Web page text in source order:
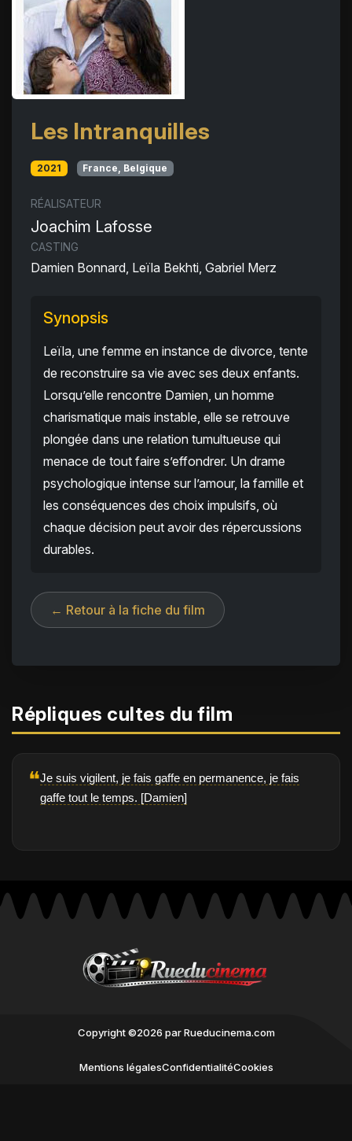
Les Intranquilles
2021 France, Belgique
RÉALISATEUR
Joachim Lafosse
CASTING
Damien Bonnard, Leïla Bekhti, Gabriel Merz
Synopsis
Leïla, une femme en instance de divorce, tente
de reconstruire sa vie avec ses deux enfants.
Lorsqu’elle rencontre Damien, un homme
charismatique mais instable, elle se retrouve
plongée dans une relation tumultueuse qui
menace de tout faire s’effondrer. Un drame
psychologique intense sur l’amour, la famille et
les conséquences des choix impulsifs, où
chaque décision peut avoir des répercussions
durables.
← Retour à la fiche du film
Répliques cultes du film
❝Je suis vigilent, je fais gaffe en permanence, je fais
gaffe tout le temps. [Damien]
Copyright ©2026 par Rueducinema.com
Mentions légalesConfidentialitéCookies